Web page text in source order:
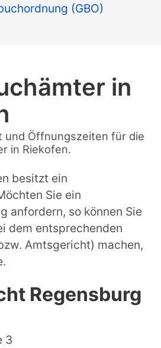
(GBO)
in
und Öffnungszeiten für die
in Riekofen.
besitzt ein
Sie ein
anfordern, so können Sie
dem entsprechenden
Amtsgericht) machen,
Regensburg
3